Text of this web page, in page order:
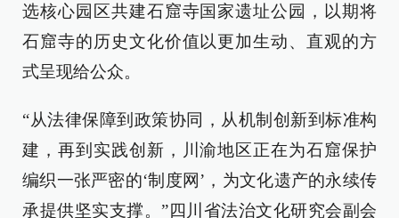
选核心园区共建石窟寺国家遗址公园，以期将
石窟寺的历史文化价值以更加生动、直观的方
式呈现给公众。
“从法律保障到政策协同，从机制创新到标准构
建，再到实践创新，川渝地区正在为石窟保护
编织一张严密的‘制度网’，为文化遗产的永续传
承提供坚实支撑。”四川省法治文化研究会副会